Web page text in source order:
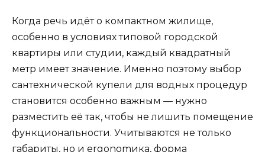
Когда речь идёт о компактном жилище,
особенно в условиях типовой городской
квартиры или студии, каждый квадратный
метр имеет значение. Именно поэтому выбор
сантехнической купели для водных процедур
становится особенно важным — нужно
разместить её так, чтобы не лишить помещение
функциональности. Учитываются не только
габариты, но и ergonomика, форма